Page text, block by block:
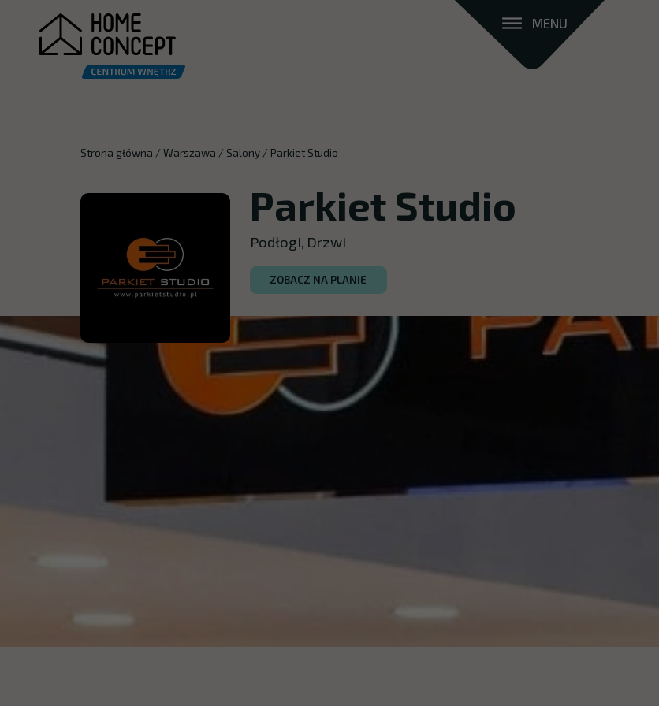
MENU
Strona główna /Warszawa / Salony /Parkiet Studio
Parkiet Studio
Podłogi, Drzwi
ZOBACZ NA PLANIE